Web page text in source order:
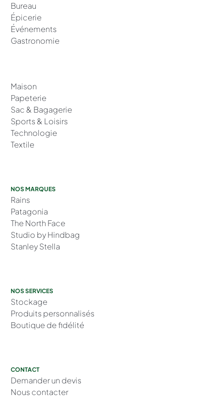
Bureau
Épicerie
Événements
Gastronomie
Maison
Papeterie
Sac & Bagagerie
Sports & Loisirs
Technologie
Textile
NOS MARQUES
Rains
Patagonia
The North Face
Studio by Hindbag
Stanley Stella
NOS SERVICES
Stockage
Produits personnalisés
Boutique de fidélité
CONTACT
Demander un devis
Nous contacter